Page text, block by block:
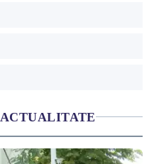
ACTUALITATE